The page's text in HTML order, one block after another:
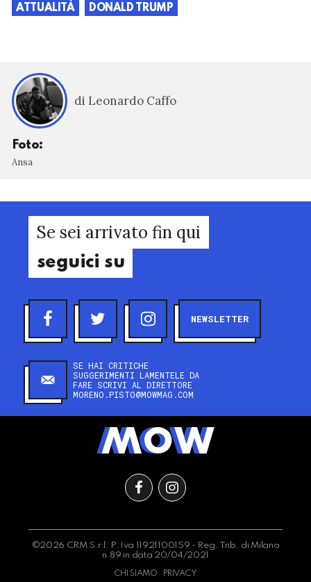
ATTUALITÀ
DONALD TRUMP
di Leonardo Caffo
Foto:
Ansa
Se sei arrivato fin qui
seguici su
NEWSLETTER
SE HAI CRITICHE
SUGGERIMENTI LAMENTELE DA
FARE SCRIVI AL DIRETTORE
MORENO.PISTO@MOWMAG.COM
©2026 CRM S.r.l. P.Iva 11921100159 - Reg. Trib. di Milano
n.89 in data 20/04/2021
CHI SIAMO PRIVACY